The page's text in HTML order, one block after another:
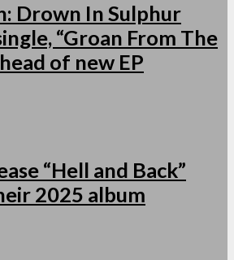
Drown In Sulphur
“Groan From The
of new EP
“Hell and Back”
2025 album